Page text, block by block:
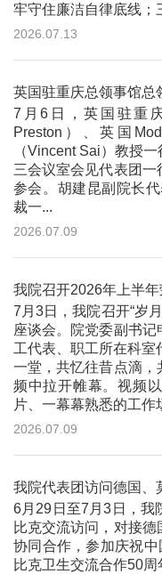
牢守住廉洁自律底线；
2026.07.13
7月6日，英国驻重
Preston）、英国
（Vincent Sai）教授
三会议室会见代表团一
参会。胡建昆副院长
裁一...
2026.07.09
我院召开2026年上半
7月3日，我院召开“岁
座谈会。院党委副书
工代表、职工所在科室
一堂，共忆往昔点滴
频中拉开帷幕。视频
片、一幕幕熟悉的工作
2026.07.09
我院代表团访问德国、
6月29日至7月3日，我
比克交流访问，对接
协同合作，参加庆祝
比克卫生交流合作50